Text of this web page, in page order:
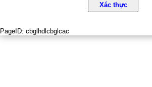
Xác thực
PageID: cbglhdlcbglcac